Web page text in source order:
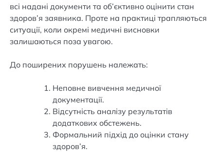
всі надані документи та об’єктивно оцінити стан
здоров’я заявника. Проте на практиці трапляються
ситуації, коли окремі медичні висновки
залишаються поза увагою.
До поширених порушень належать:
Неповне вивчення медичної
документації.
Відсутність аналізу результатів
додаткових обстежень.
Формальний підхід до оцінки стану
здоров’я.